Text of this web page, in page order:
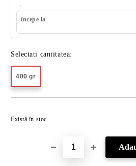
începe la
Selectati cantitatea:
400 gr
Există în stoc